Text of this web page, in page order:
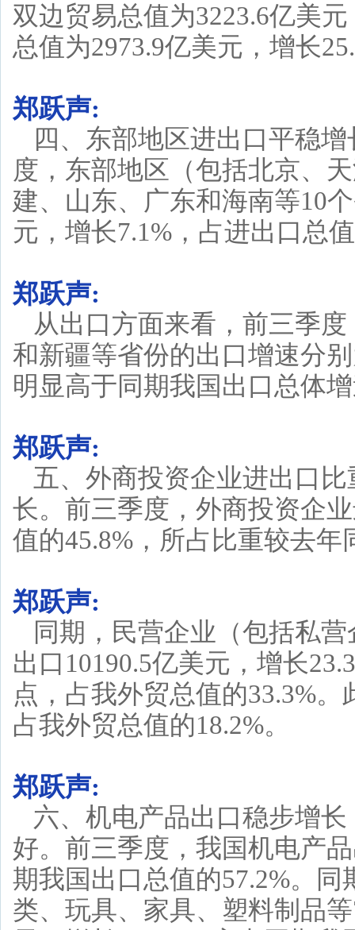
双边贸易总值为3223.6亿美
总值为2973.9亿美元，增长
郑跃声:
四、东部地区进出口平稳
度，东部地区（包括北京、
建、山东、广东和海南等10
元，增长7.1%，占进出口总
郑跃声:
从出口方面来看，前三季
和新疆等省份的出口增速分
明显高于同期我国出口总体
郑跃声:
五、外商投资企业进出口
长。前三季度，外商投资企
值的45.8%，所占比重较去年
郑跃声:
同期，民营企业（包括私
出口10190.5亿美元，增长
点，占我外贸总值的33.3%
占我外贸总值的18.2%。
郑跃声:
六、机电产品出口稳步增
好。前三季度，我国机电产
期我国出口总值的57.2%。
类、玩具、家具、塑料制品